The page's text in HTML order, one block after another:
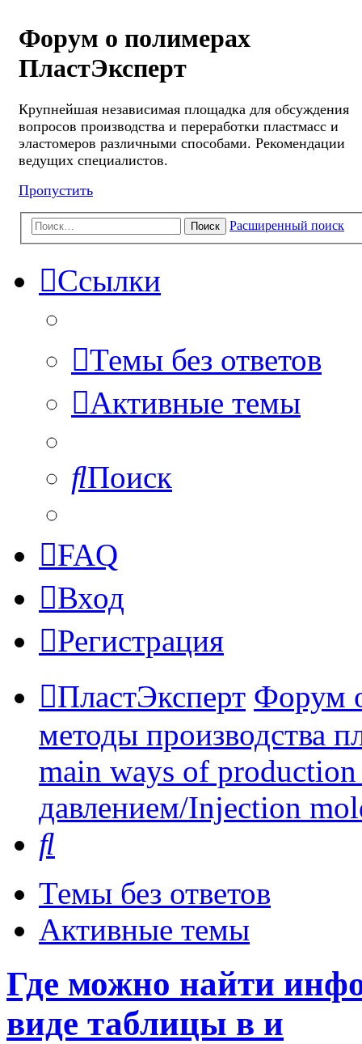
Форум о полимерах
ПластЭксперт
Крупнейшая независимая площадка для обсуждения
вопросов производства и переработки пластмасс и
эластомеров различными способами. Рекомендации
ведущих специалистов.
Пропустить
Поиск Расширенный поиск
Ссылки
Темы без ответов
Активные темы
Поиск
FAQ
Вход
Регистрация
ПластЭксперт Форум
методы производства
main ways of
давлением/Injection
Темы без ответов
Активные темы
Где можно найти
виде таблицы в и